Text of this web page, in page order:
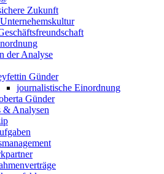
Zukunft
der Analyse
Günder
journalistische Einordnung
Günder
& Analysen